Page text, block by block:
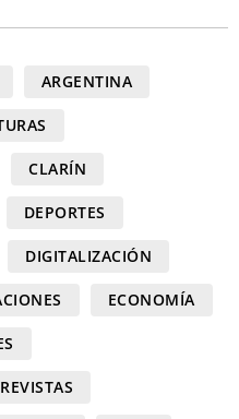
ARGENTINA
CLARÍN
DEPORTES
DIGITALIZACIÓN
ECONOMÍA